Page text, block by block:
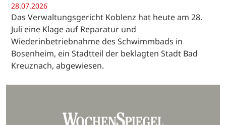
28.07.2026
Das Verwaltungsgericht Koblenz hat heute am 28.
Juli eine Klage auf Reparatur und
Wiederinbetriebnahme des Schwimmbads in
Bosenheim, ein Stadtteil der beklagten Stadt Bad
Kreuznach, abgewiesen.